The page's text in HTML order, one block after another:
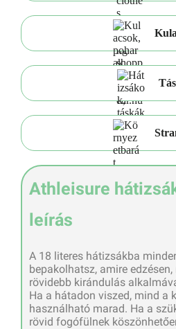
Athleisure
leírás
A 18 literes hátizsákba
bepakolhatsz, amire
rövidebb kirándulás
Ha a hátadon viszed, mind a
használható marad. Ha a
rövid fogófülnek